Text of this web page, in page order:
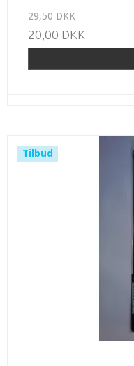
29,50 DKK
20,00 DKK
Tilbud